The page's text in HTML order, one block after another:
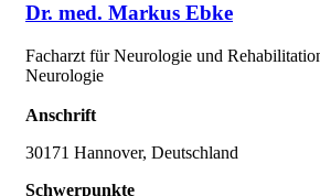
Dr. med. Markus Ebke
Facharzt für Neurologie und
Neurologie
Anschrift
30171 Hannover, Deutschland
Schwerpunkte